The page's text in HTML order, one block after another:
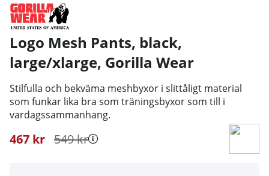
Logo Mesh Pants, black,
large/xlarge, Gorilla Wear
Stilfulla och bekväma meshbyxor i slittåligt material
som funkar lika bra som träningsbyxor som till i
vardagssammanhang.
549kr
467 kr